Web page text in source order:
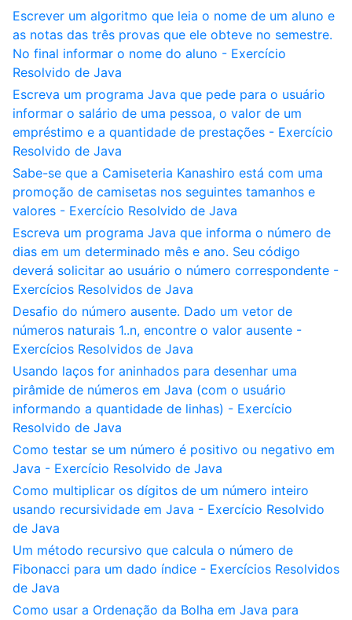
Escrever um algoritmo que leia o nome de um aluno e
as notas das três provas que ele obteve no semestre.
No final informar o nome do aluno - Exercício
Resolvido de Java
Escreva um programa Java que pede para o usuário
informar o salário de uma pessoa, o valor de um
empréstimo e a quantidade de prestações - Exercício
Resolvido de Java
Sabe-se que a Camiseteria Kanashiro está com uma
promoção de camisetas nos seguintes tamanhos e
valores - Exercício Resolvido de Java
Escreva um programa Java que informa o número de
dias em um determinado mês e ano. Seu código
deverá solicitar ao usuário o número correspondente -
Exercícios Resolvidos de Java
Desafio do número ausente. Dado um vetor de
números naturais 1..n, encontre o valor ausente -
Exercícios Resolvidos de Java
Usando laços for aninhados para desenhar uma
pirâmide de números em Java (com o usuário
informando a quantidade de linhas) - Exercício
Resolvido de Java
Como testar se um número é positivo ou negativo em
Java - Exercício Resolvido de Java
Como multiplicar os dígitos de um número inteiro
usando recursividade em Java - Exercício Resolvido
de Java
Um método recursivo que calcula o número de
Fibonacci para um dado índice - Exercícios Resolvidos
de Java
Como usar a Ordenação da Bolha em Java para